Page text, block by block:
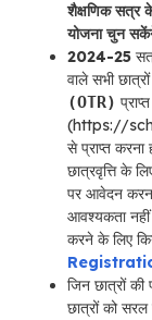
शैक्षणिक सत्र
योजना चुन
2024-25
वाले सभी
(OTR)
(https://
से प्राप्त
छात्रवृत्ति के
पर आवेदन
आवश्यकता नहीं
करने के लिए
जिन छात्रों
छात्रों को